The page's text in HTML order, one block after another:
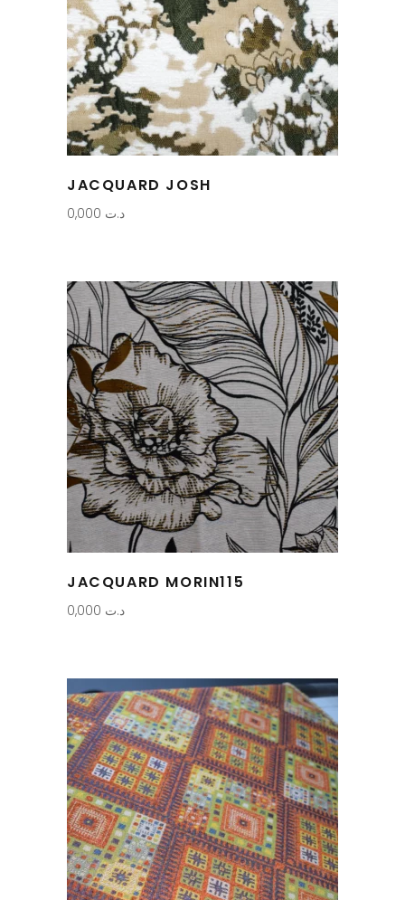
JACQUARD JOSH
د.ت
JACQUARD MORIN115
د.ت